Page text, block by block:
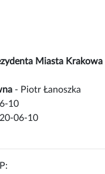
Miasta Krakowa
- Piotr Łanoszka
10
06-10